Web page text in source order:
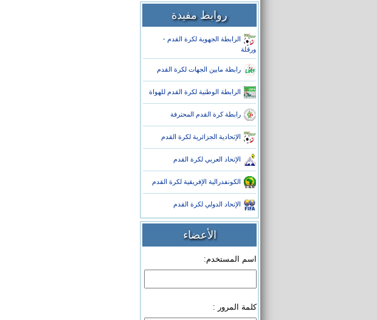
روابط مفيدة
الرابطة الجهوية لكرة القدم -
ورقلة
رابطة مابين الجهات لكرة القدم
الرابطة الوطنية لكرة القدم للهواة
رابطة كرة القدم المحترفة
الإتحادية الجزائرية لكرة القدم
الإتحاد العربي لكرة القدم
الكونفدرالية الإفريقية لكرة القدم
الإتحاد الدولي لكرة القدم
الأعضاء
اسم المستخدم:
كلمة المرور :